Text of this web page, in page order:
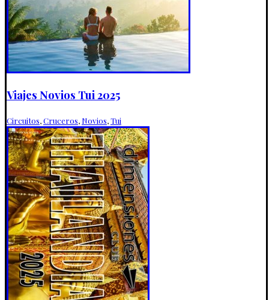
Viajes Novios Tui 2025
Circuitos,Cruceros, Novios,Tui